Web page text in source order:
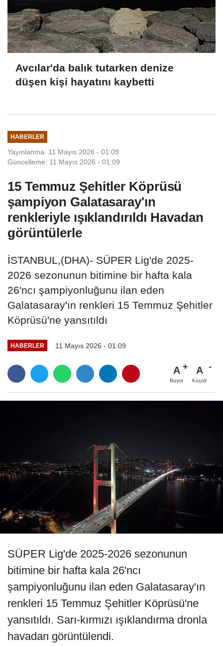
Avcılar'da balık tutarken denize
düşen kişi hayatını kaybetti
HABERLER
Yayınlanma: 11 Mayıs 2026 - 01:09
Güncelleme: 11 Mayıs 2026 - 01:09
15 Temmuz Şehitler Köprüsü
şampiyon Galatasaray'ın
renkleriyle ışıklandırıldı Havadan
görüntülerle
İSTANBUL,(DHA)- SÜPER Lig'de 2025-
2026 sezonunun bitimine bir hafta kala
26'ncı şampiyonluğunu ilan eden
Galatasaray'ın renkleri 15 Temmuz Şehitler
Köprüsü'ne yansıtıldı
HABERLER 11 Mayıs 2026 - 01:09
A
Büyüt
A
Küçült
SÜPER Lig'de 2025-2026 sezonunun
bitimine bir hafta kala 26'ncı
şampiyonluğunu ilan eden Galatasaray'ın
renkleri 15 Temmuz Şehitler Köprüsü'ne
yansıtıldı. Sarı-kırmızı ışıklandırma dronla
havadan görüntülendi.